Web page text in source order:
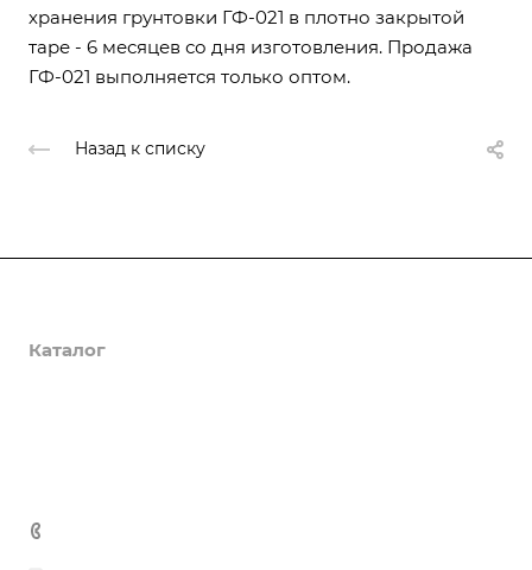
хранения грунтовки ГФ-021 в плотно закрытой
таре - 6 месяцев со дня изготовления. Продажа
ГФ-021 выполняется только оптом.
Назад к списку
Каталог